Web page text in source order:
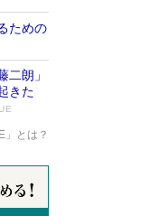
ための
二朗」
きた
」とは？